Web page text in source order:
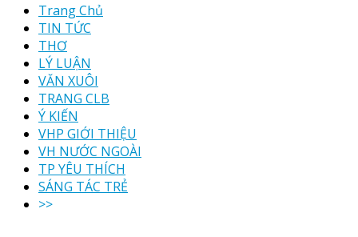
Trang Chủ
TIN TỨC
THƠ
LÝ LUẬN
VĂN XUÔI
TRANG CLB
Ý KIẾN
VHP GIỚI THIỆU
VH NƯỚC NGOÀI
TP YÊU THÍCH
SÁNG TÁC TRẺ
>>